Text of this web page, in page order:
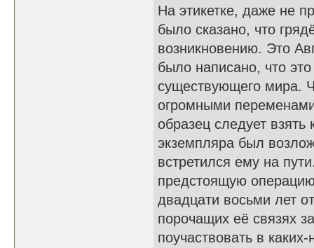
На этикетке, даже не
было сказано, что
возникновению. Это
было написано, что
существующего мира.
огромными
образец следует взять
экземпляра был
встретился ему на
предстоящую
двадцати восьми лет
порочащих её связях
поучаствовать в